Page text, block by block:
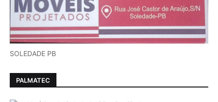
SOLEDADE PB
PALMATEC